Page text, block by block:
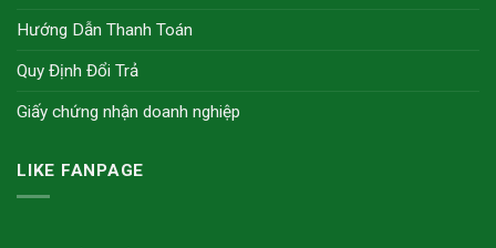
Hướng Dẫn Thanh Toán
Quy Định Đổi Trả
Giấy chứng nhận doanh nghiệp
LIKE FANPAGE